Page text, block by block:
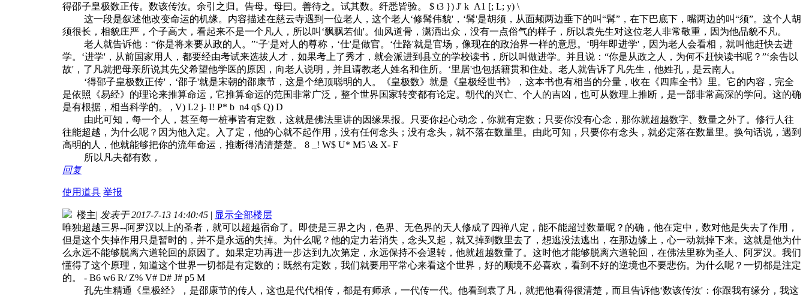
得邵子皇极数正传。数该传汝。余引之归。告母。母曰。善待之。试其数。纤悉皆验。 $ t3 }) J' k A1 [; L; y) \
这一段是叙述他改变命运的机缘。内容描述在慈云寺遇到一位老人，这个老人‘修髯伟貌'，‘髯'是胡须，从面颊两边垂下的叫“髯”，在下巴底下，嘴两边的叫“须”。这个人胡
须很长，相貌庄严，个子高大，看起来不是一个凡人，所以叫‘飘飘若仙'。仙风道骨，潇洒出众，没有一点俗气的样子，所以袁先生对这位老人非常敬重，因为他品貌不凡。
老人就告诉他：“你是将来要从政的人。”‘子'是对人的尊称，‘仕'是做官。‘仕路'就是官场，像现在的政治界一样的意思。‘明年即进学'，因为老人会看相，就叫他赶快去进
学。‘进学'，从前国家用人，都要经由考试来选拔人才，如果考上了秀才，就会派进到县立的学校读书，所以叫做进学。并且说：“你是从政之人，为何不赶快读书呢？”‘余告以
故'，了凡就把母亲所说其先父希望他学医的原因，向老人说明，并且请教老人姓名和住所。‘里居'也包括籍贯和住处。老人就告诉了凡先生，他姓孔，是云南人。
‘得邵子皇极数正传'，‘邵子'就是宋朝的邵康节，这是个绝顶聪明的人。《皇极数》就是《皇极经世书》，这本书也有相当的分量，收在《四库全书》里。它的内容，完全
是依照《易经》的理论来推算命运，它推算命运的范围非常广泛，整个世界国家转变都有论定。朝代的兴亡、个人的吉凶，也可从数理上推断，是一部非常高深的学问。这的确
是有根据，相当科学的。 , V) L2 j- I! P* b n4 q$ Q) D
由此可知，每一个人，甚至每一桩事皆有定数，这就是佛法里讲的因缘果报。只要你起心动念，你就有定数；只要你没有心念，那你就超越数字、数量之外了。修行人往
往能超越，为什么呢？因为他入定。入了定，他的心就不起作用，没有任何念头；没有念头，就不落在数量里。由此可知，只要你有念头，就必定落在数量里。换句话说，遇到
高明的人，他就能够把你的流年命运，推断得清清楚楚。 8 _! W$ U* M5 \& X- F
所以凡夫都有数，
回复
使用道具 举报
楼主| 发表于 2017-7-13 14:40:45 | 显示全部楼层
唯独超越三界--阿罗汉以上的圣者，就可以超越宿命了。即使是三界之内，色界、无色界的天人修成了四禅八定，能不能超过数量呢？的确，他在定中，数对他是失去了作用，
但是这个失掉作用只是暂时的，并不是永远的失掉。为什么呢？他的定力若消失，念头又起，就又掉到数里去了，想逃没法逃出，在那边缘上，心一动就掉下来。这就是他为什
么永远不能够脱离六道轮回的原因了。如果定功再进一步达到九次第定，永远保持不会退转，他就超越数量了。这时他才能够脱离六道轮回，在佛法里称为圣人、阿罗汉。我们
懂得了这个原理，知道这个世界一切都是有定数的；既然有定数，我们就要用平常心来看这个世界，好的顺境不必喜欢，看到不好的逆境也不要悲伤。为什么呢？一切都是注定
的。 - B6 w6 R/ Z% V# D# J# p5 M
孔先生精通《皇极经》，是邵康节的传人，这也是代代相传，都是有师承，一代传一代。他看到袁了凡，就把他看得很清楚，而且告诉他‘数该传汝'：你跟我有缘分，我这